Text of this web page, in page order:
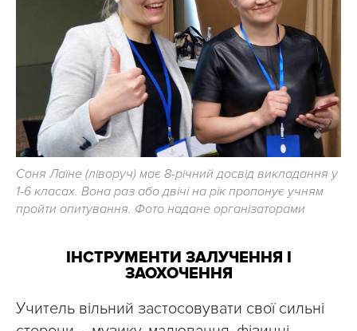
Соня Лаїне (ліворуч) має 8-річний досвід викладання у
1-6 класах. Вона раз або двічі на рік пропонує учням
пройти опитування. Фото надане організаторами
ІНСТРУМЕНТИ ЗАЛУЧЕННЯ І
ЗАОХОЧЕННЯ
Учитель вільний застосовувати свої сильні